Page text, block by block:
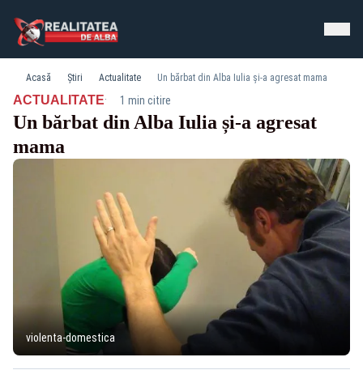
Acasă Știri Actualitate Un bărbat din Alba Iulia și-a agresat mama
ACTUALITATE· 1 min citire
Un bărbat din Alba Iulia și-a agresat
mama
violenta-domestica